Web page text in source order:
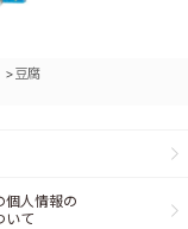
>豆腐
個人情報の
いて